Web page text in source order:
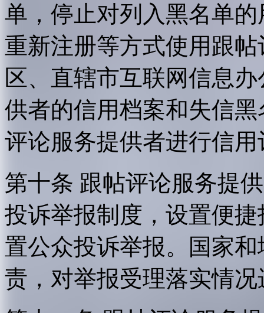
单，停止对列入黑名单
重新注册等方式使用跟
区、直辖市互联网信息
供者的信用档案和失信
评论服务提供者进行信用
第十条 跟帖评论服务提
投诉举报制度，设置便
置公众投诉举报。国家
责，对举报受理落实情